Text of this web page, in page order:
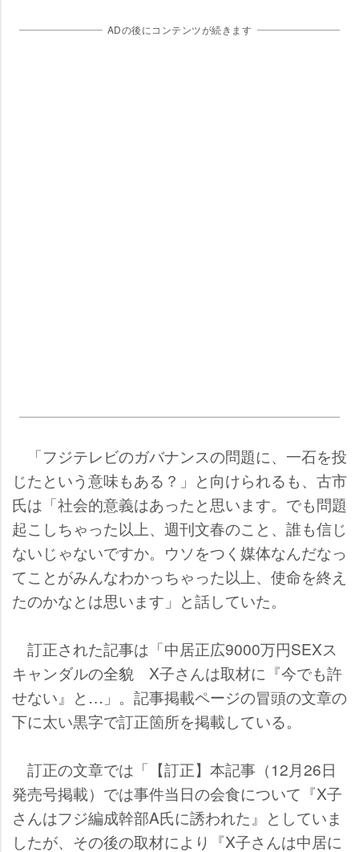
ADの後にコンテンツが続きます
「フジテレビのガバナンスの問題に、一石を投
じたという意味もある？」と向けられるも、古市
氏は「社会的意義はあったと思います。でも問題
起こしちゃった以上、週刊文春のこと、誰も信じ
ないじゃないですか。ウソをつく媒体なんだなっ
てことがみんなわかっちゃった以上、使命を終え
たのかなとは思います」と話していた。
訂正された記事は「中居正広9000万円SEXス
キャンダルの全貌 X子さんは取材に『今でも許
せない』と…」。記事掲載ページの冒頭の文章の
下に太い黒字で訂正箇所を掲載している。
訂正の文章では「【訂正】本記事（12月26日
発売号掲載）では事件当日の会食について『X子
さんはフジ編成幹部A氏に誘われた』としていま
したが、その後の取材により『X子さんは中居に